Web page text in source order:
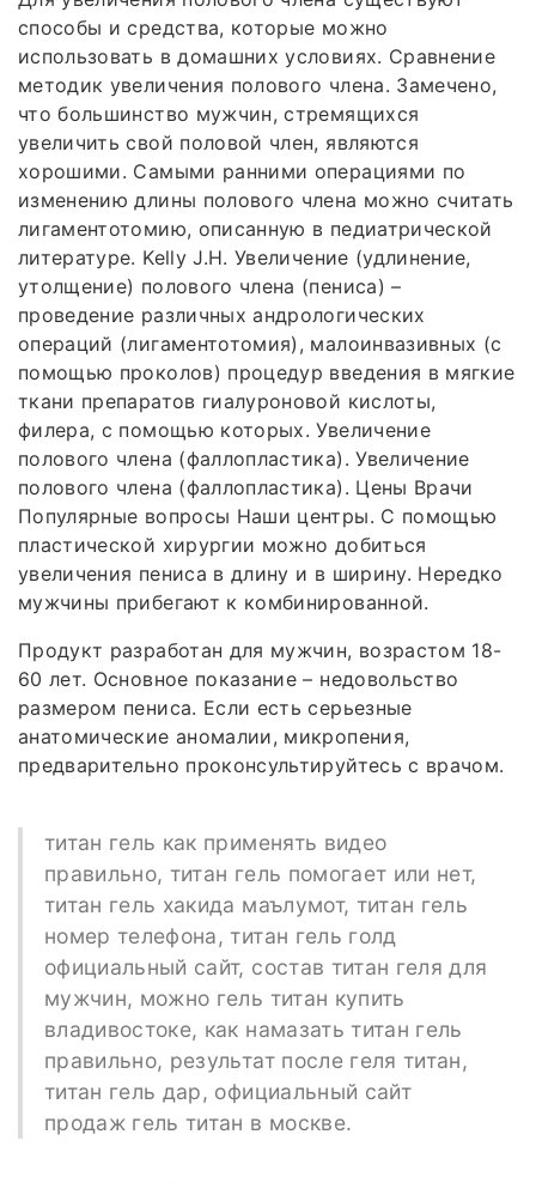
способы и средства, которые можно
использовать в домашних условиях. Сравнение
методик увеличения полового члена. Замечено,
что большинство мужчин, стремящихся
увеличить свой половой член, являются
хорошими. Самыми ранними операциями по
изменению длины полового члена можно считать
лигаментотомию, описанную в педиатрической
литературе. Kelly J.H. Увеличение (удлинение,
утолщение) полового члена (пениса) –
проведение различных андрологических
операций (лигаментотомия), малоинвазивных (с
помощью проколов) процедур введения в мягкие
ткани препаратов гиалуроновой кислоты,
филера, с помощью которых. Увеличение
полового члена (фаллопластика). Увеличение
полового члена (фаллопластика). Цены Врачи
Популярные вопросы Наши центры. С помощью
пластической хирургии можно добиться
увеличения пениса в длину и в ширину. Нередко
мужчины прибегают к комбинированной.
Продукт разработан для мужчин, возрастом 18-
60 лет. Основное показание – недовольство
размером пениса. Если есть серьезные
анатомические аномалии, микропения,
предварительно проконсультируйтесь с врачом.
титан гель как применять видео
правильно, титан гель помогает или нет,
титан гель хакида маълумот, титан гель
номер телефона, титан гель голд
официальный сайт, состав титан геля для
мужчин, можно гель титан купить
владивостоке, как намазать титан гель
правильно, результат после геля титан,
титан гель дар, официальный сайт
продаж гель титан в москве.